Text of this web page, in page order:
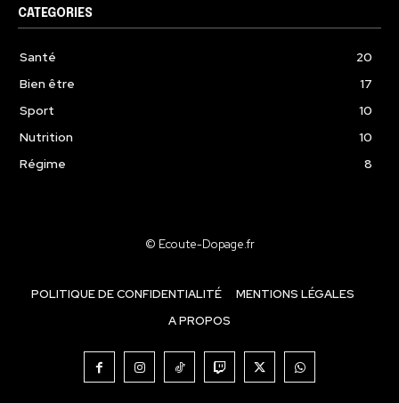
CATEGORIES
Santé
20
Bien être
17
Sport
10
Nutrition
10
Régime
8
© Ecoute-Dopage.fr
POLITIQUE DE CONFIDENTIALITÉ
MENTIONS LÉGALES
A PROPOS